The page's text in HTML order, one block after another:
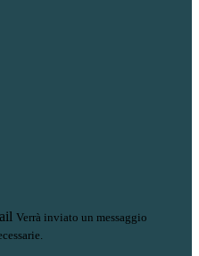
Verrà inviato un messaggio